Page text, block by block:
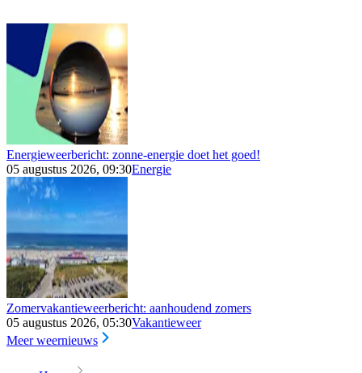
Energieweerbericht: zonne-energie doet het goed!
05 augustus 2026, 09:30Energie
Zomervakantieweerbericht: aanhoudend zomers
05 augustus 2026, 05:30Vakantieweer
Meer weernieuws